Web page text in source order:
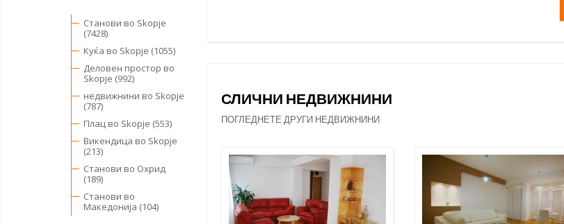
Станови во Skopje
(7428)
Куќа во Skopje (1055)
Деловен простор во
Skopje (992)
недвижнини во Skopje
(787)
Плац во Skopje (553)
Викендица во Skopje
(213)
Станови во Охрид
(189)
Станови во
Македонија (104)
СЛИЧНИ НЕДВИЖНИНИ
ПОГЛЕДНЕТЕ ДРУГИ НЕДВИЖНИНИ